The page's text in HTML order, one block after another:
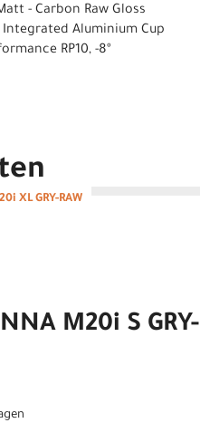
- Carbon Raw Gloss
Integrated Aluminium Cup
RP10, -8º
XL GRY-RAW
M20i S GRY-